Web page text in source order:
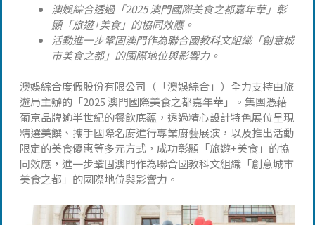
澳娛綜合透過「2025澳門國際美食之都嘉年華」 彰
顯「旅遊+美食」的協同效應。
活動進一步鞏固澳門作為聯合國教科文組織「創意城
市美食之都」的國際地位與影響力。
澳娛綜合度假股份有限公司（「澳娛綜合」）全力支持由旅
遊局主辦的「2025 澳門國際美食之都嘉年華」。集團憑藉
葡京品牌逾半世紀的餐飲底蘊，透過精心設計特色展位呈現
精選美饌、攜手國際名廚進行專業廚藝展演，以及推出活動
限定的美食優惠等多元方式，成功彰顯「旅遊+美食」的協
同效應，進一步鞏固澳門作為聯合國教科文組織「創意城市
美食之都」的國際地位與影響力。